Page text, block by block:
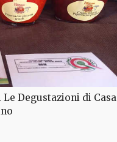
Degustazioni di Casa